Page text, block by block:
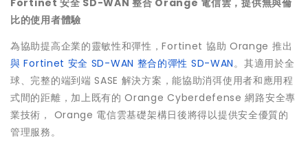
Fortinet 安全 SD-WAN 整合 Orange 電信雲，提供無與倫
比的使用者體驗
為協助提高企業的靈敏性和彈性，Fortinet 協助 Orange 推出
與 Fortinet 安全 SD-WAN 整合的彈性 SD-WAN。其適用於全
球、完整的端到端 SASE 解決方案，能協助消弭使用者和應用程
式間的距離，加上既有的 Orange Cyberdefense 網路安全專
業技術， Orange 電信雲基礎架構日後將得以提供安全優質的
管理服務。